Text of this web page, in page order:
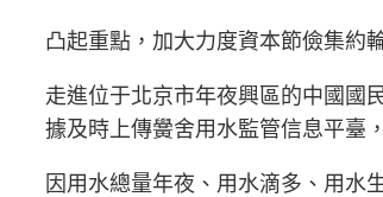
凸起重點，加大力度資本節儉集約
走進位于北京市年夜興區的中國國
據及時上傳黌舍用水監管信息平臺
因用水總量年夜、用水滴多、用水